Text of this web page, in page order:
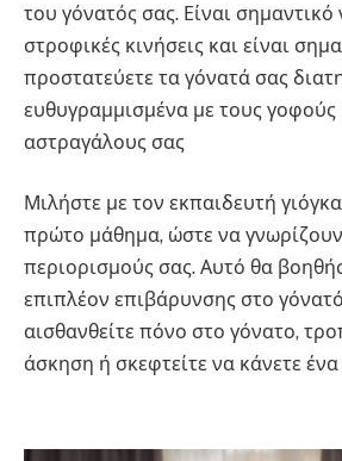
του γόνατός σας. Είναι σημαντικό
στροφικές κινήσεις και είναι
προστατεύετε τα γόνατά σας
ευθυγραμμισμένα με τους γοφούς
αστραγάλους σας
Μιλήστε με τον εκπαιδευτή
πρώτο μάθημα, ώστε να
περιορισμούς σας. Αυτό θα
επιπλέον επιβάρυνσης στο
αισθανθείτε πόνο στο γόνατο,
άσκηση ή σκεφτείτε να κάνετε ένα